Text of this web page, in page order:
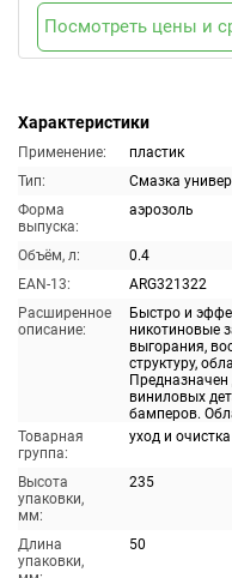
Характеристики
Применение:
пластик
Тип:
Смазка
Форма
выпуска:
аэрозоль
Объём, л:
0.4
EAN-13:
ARG321322
Расширенное
описание:
Быстро и
никотиновые
выгорания,
структуру,
виниловых
бамперов.
Товарная
группа:
уход и очистка
Высота
упаковки,
мм:
235
Длина
упаковки,
50
Посмотреть цены и